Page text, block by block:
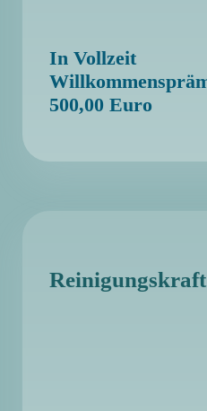
In Vollzeit
500,00 Euro